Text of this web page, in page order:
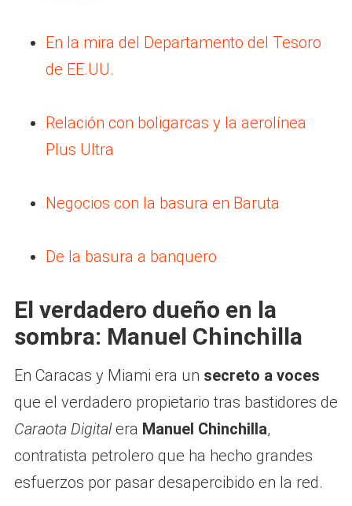
En la mira del Departamento del Tesoro
de EE.UU.
Relación con boligarcas y la aerolínea
Plus Ultra
Negocios con la basura en Baruta
De la basura a banquero
El verdadero dueño en la
sombra: Manuel Chinchilla
En Caracas y Miami era un secreto a voces
que el verdadero propietario tras bastidores de
Caraota Digitalera Manuel Chinchilla,
contratista petrolero que ha hecho grandes
esfuerzos por pasar desapercibido en la red.